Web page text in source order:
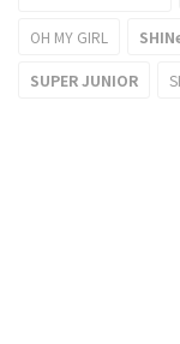
OH MY GIRL
SUPER JUNIOR